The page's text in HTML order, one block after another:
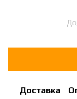
Доставка